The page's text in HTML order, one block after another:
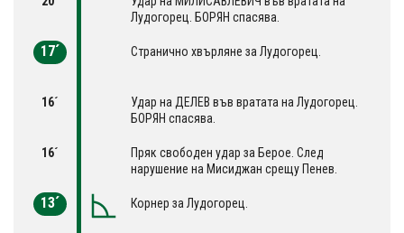
Лудогорец. БОРЯН спасява.
17´ Странично хвърляне за Лудогорец.
16´
Удар на ДЕЛЕВ във вратата на Лудогорец.
БОРЯН спасява.
16´
Пряк свободен удар за Берое. След
нарушение на Мисиджан срещу Пенев.
13´ Корнер за Лудогорец.